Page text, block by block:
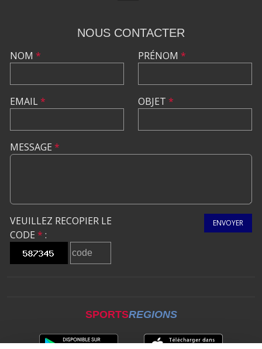
NOUS CONTACTER
NOM *
EMAIL*
PRÉNOM *
OBJET *
MESSAGE *
VEUILLEZ RECOPIER LE
CODE * :
ENVOYER
SPORTSREGIONS